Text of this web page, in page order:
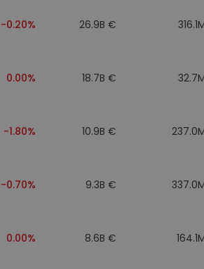
-0.20% 26.9B €
0.00% 18.7B €
-1.80% 10.9B €
-0.70% 9.3B €
0.00% 8.6B €